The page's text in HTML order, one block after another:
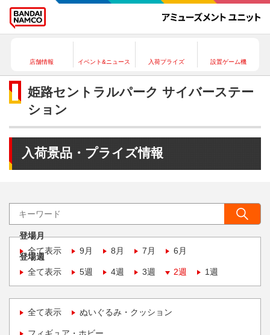
店舗情報 イベント&ニュース 入荷プライズ 設置ゲーム機
姫路セントラルパーク サイバーステー
ション
入荷景品・プライズ情報
登場月
全て表示
9月 8月 7月 6月
登場週
全て表示
5週 4週 3週 2週 1週
全て表示 ぬいぐるみ・クッション